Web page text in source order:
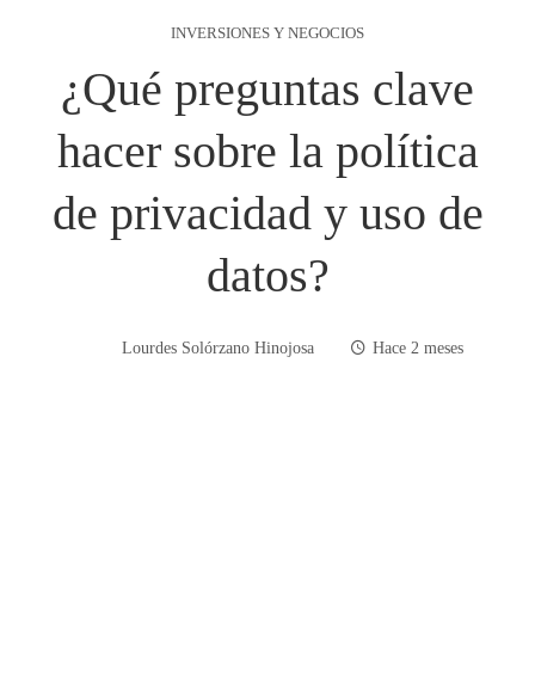
INVERSIONES Y NEGOCIOS
¿Qué preguntas clave
hacer sobre la política
de privacidad y uso de
datos?
Lourdes Solórzano Hinojosa Hace 2 meses